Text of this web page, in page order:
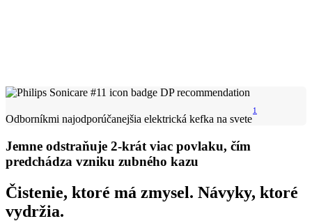
Odborníkmi najodporúčanejšia elektrická kefka na svete
1
Jemne odstraňuje 2-krát viac povlaku, čím
predchádza vzniku zubného kazu
Čistenie, ktoré má zmysel. Návyky, ktoré
vydržia.